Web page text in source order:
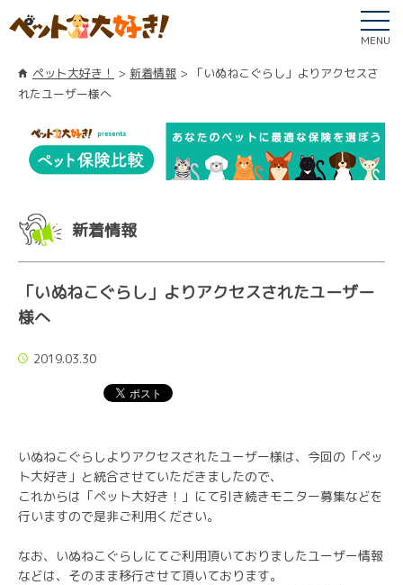
MENU
ペット大好き！ 新着情報
「いぬねこぐらし」よりアクセスさ
れたユーザー様へ
新着情報
「いぬねこぐらし」よりアクセスされたユーザー
様へ
2019.03.30
いぬねこぐらしよりアクセスされたユーザー様は、今回の「ペッ
ト大好き」と統合させていただきましたので、
これからは「ペット大好き！」にて引き続きモニター募集などを
行いますので是非ご利用ください。
なお、いぬねこぐらしにてご利用頂いておりましたユーザー情報
などは、そのまま移行させて頂いております。